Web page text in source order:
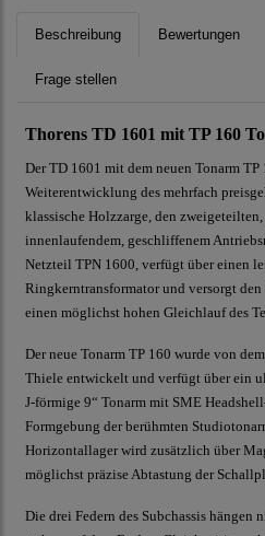
Beschreibung Bewertungen
Frage stellen
Thorens TD 1601 mit TP 160
Der TD 1601 mit dem neuen Tonarm
Weiterentwicklung des mehrfach
klassische Holzzarge, den
innenlaufendem, geschliffenem
Netzteil TPN 1600, verfügt über einen
Ringkerntransformator und versorgt
einen möglichst hohen Gleichlauf des
Der neue Tonarm TP 160 wurde von
Thiele entwickelt und verfügt über ein
J-förmige 9“ Tonarm mit SME
Formgebung der berühmten
Horizontallager wird zusätzlich über
möglichst präzise Abtastung der
Die drei Federn des Subchassis hängen